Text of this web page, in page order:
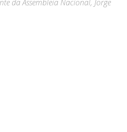
da Assembleia Nacional, Jorge